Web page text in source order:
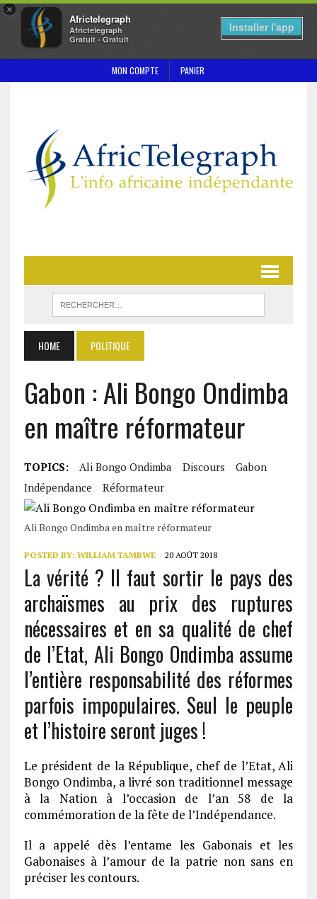
×
Africtelegraph
Africtelegraph
Gratuit - Gratuit
Installer l'app
MON COMPTE PANIER
HOME POLITIQUE
Gabon : Ali Bongo Ondimba
en maître réformateur
TOPICS: Ali Bongo Ondimba Discours
Gabon
Indépendance
Réformateur
Ali Bongo Ondimba en maître réformateur
POSTED BY: WILLIAM TAMBWE 20 AOÛT 2018
La vérité ? Il faut sortir le pays des
archaïsmes au prix des ruptures
nécessaires et en sa qualité de chef
de l’Etat, Ali Bongo Ondimba assume
l’entière responsabilité des réformes
parfois impopulaires. Seul le peuple
et l’histoire seront juges !
Le président de la République, chef de l’Etat, Ali
Bongo Ondimba, a livré son traditionnel message
à la Nation à l’occasion de l’an 58 de la
commémoration de la fête de l’Indépendance.
Il a appelé dès l’entame les Gabonais et les
Gabonaises à l’amour de la patrie non sans en
préciser les contours.